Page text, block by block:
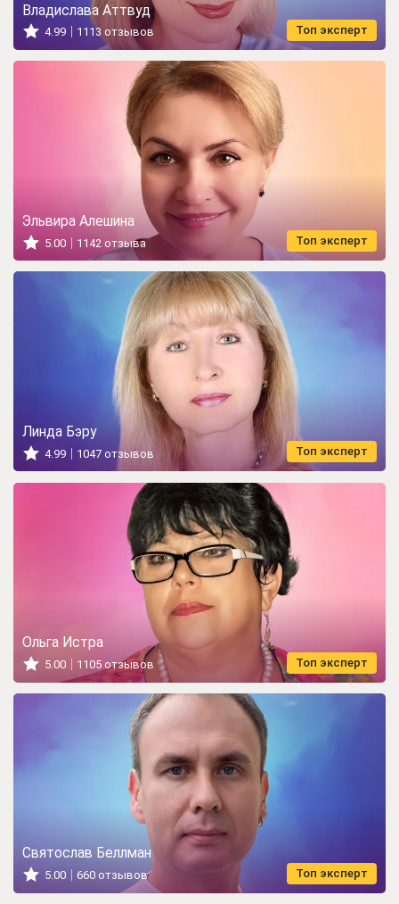
Топ эксперт
Владислава Аттвуд
4.99 1113 отзывов
Топ эксперт
Эльвира Алешина
5.00 1142 отзыва
Топ эксперт
Линда Бэру
4.99 1047 отзывов
Топ эксперт
Ольга Истра
5.00 1105 отзывов
Топ эксперт
Святослав Беллман
5.00 660 отзывов